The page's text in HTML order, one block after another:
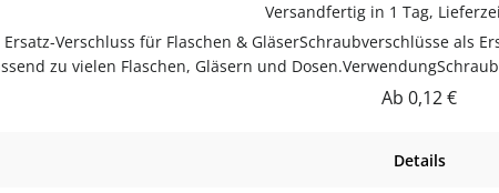
Versandfertig in 1 Tag,
Verschluss für Flaschen & GläserSchraubverschlüsse als
zu vielen Flaschen, Gläsern und
im Gebrauch.PflegehinweiseNach Gebrauch reinigenGut
Regulärer
Ab 0,12 €
Details